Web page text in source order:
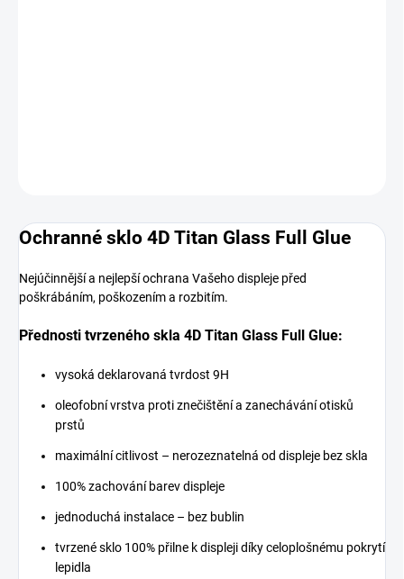
Ochranné sklo 4D Titan Glass Full Glue
Nejúčinnější a nejlepší ochrana Vašeho displeje před
poškrábáním, poškozením a rozbitím.
Přednosti tvrzeného skla 4D Titan Glass Full Glue:
vysoká deklarovaná tvrdost 9H
oleofobní vrstva proti znečištění a zanechávání otisků
prstů
maximální citlivost – nerozeznatelná od displeje bez skla
100% zachování barev displeje
jednoduchá instalace – bez bublin
tvrzené sklo 100% přilne k displeji díky celoplošnému pokrytí
lepidla